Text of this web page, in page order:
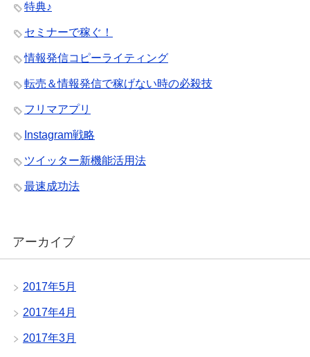
特典♪
セミナーで稼ぐ！
情報発信コピーライティング
転売＆情報発信で稼げない時の必殺技
フリマアプリ
Instagram戦略
ツイッター新機能活用法
最速成功法
アーカイブ
2017年5月
2017年4月
2017年3月